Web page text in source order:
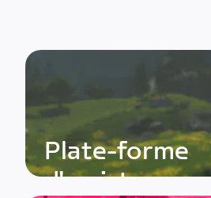
Plate-forme
d'assistance